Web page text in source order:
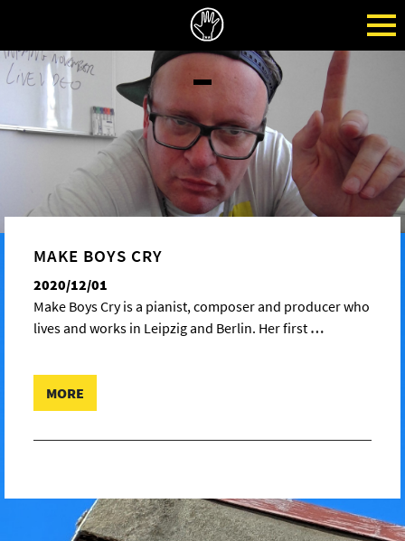
MAKE BOYS CRY
2020/12/01
Make Boys Cry is a pianist, composer and producer who
lives and works in Leipzig and Berlin. Her first …
MORE